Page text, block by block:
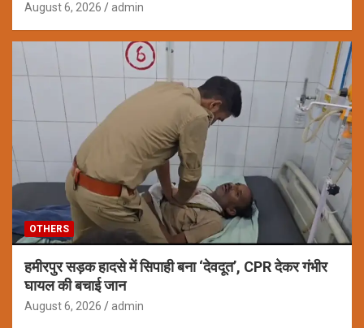
August 6, 2026 admin
OTHERS
हमीरपुर सड़क हादसे में सिपाही बना ‘देवदूत’, CPR देकर गंभीर
घायल की बचाई जान
August 6, 2026 admin